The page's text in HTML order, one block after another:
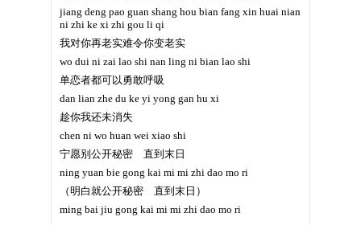
jiang deng pao guan shang hou bian fang xin huai nian
ni zhi ke xi zhi gou li qi
我对你再老实难令你变老实
wo dui ni zai lao shi nan ling ni bian lao shi
单恋者都可以勇敢呼吸
dan lian zhe du ke yi yong gan hu xi
趁你我还未消失
chen ni wo huan wei xiao shi
宁愿别公开秘密 直到末日
ning yuan bie gong kai mi mi zhi dao mo ri
（明白就公开秘密 直到末日）
ming bai jiu gong kai mi mi zhi dao mo ri